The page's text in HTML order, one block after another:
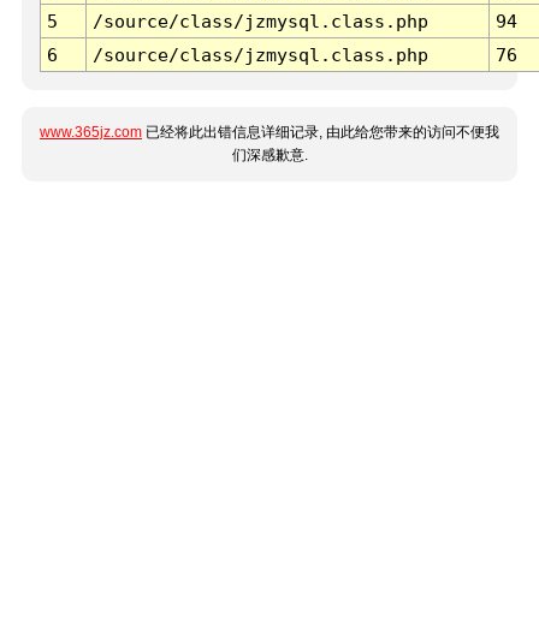
5
/source/class/jzmysql.class.php
94
6
/source/class/jzmysql.class.php 76
www.365jz.com 已经将此出错信息详细记录, 由此给您带来的访问不便我
们深感歉意.